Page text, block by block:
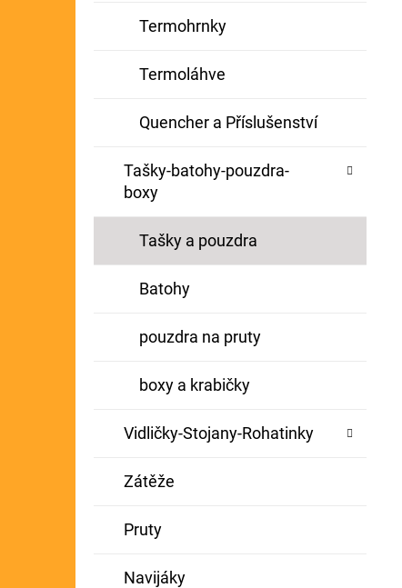
Termohrnky
Termoláhve
Quencher a Příslušenství
Tašky-batohy-pouzdra-
boxy
Tašky a pouzdra
Batohy
pouzdra na pruty
boxy a krabičky
Vidličky-Stojany-Rohatinky
Zátěže
Pruty
Navijáky